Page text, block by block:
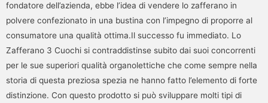
fondatore dell’azienda, ebbe l’idea di vendere lo zafferano in
polvere confezionato in una bustina con l’impegno di proporre al
consumatore una qualità ottima.Il successo fu immediato. Lo
Zafferano 3 Cuochi si contraddistinse subito dai suoi concorrenti
per le sue superiori qualità organolettiche che come sempre nella
storia di questa preziosa spezia ne hanno fatto l’elemento di forte
distinzione. Con questo prodotto si può sviluppare molti tipi di